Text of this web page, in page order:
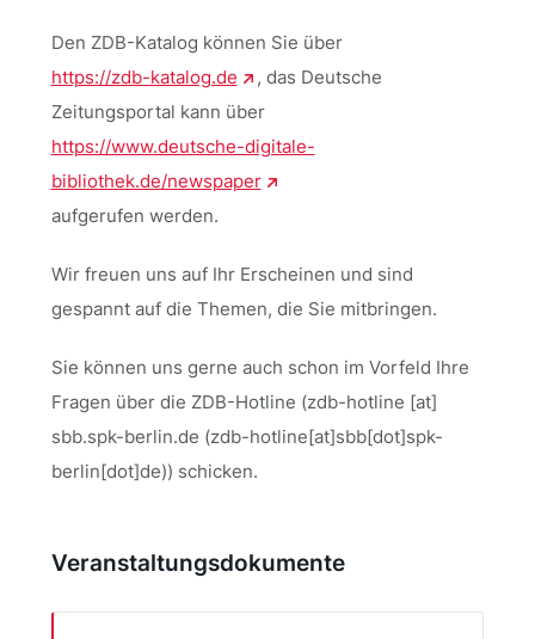
Den ZDB-Katalog können Sie über
https://zdb-katalog.de
, das Deutsche
Zeitungsportal kann über
https://www.deutsche-digitale-
bibliothek.de/newspaper
aufgerufen werden.
Wir freuen uns auf Ihr Erscheinen und sind
gespannt auf die Themen, die Sie mitbringen.
Sie können uns gerne auch schon im Vorfeld Ihre
Fragen über die ZDB-Hotline (zdb-hotline [at]
sbb.spk-berlin.de (zdb-hotline[at]sbb[dot]spk-
berlin[dot]de)) schicken.
Veranstaltungsdokumente